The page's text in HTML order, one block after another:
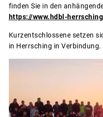
finden Sie in den
https://www.hdbl-
Kurzentschlossene setzen
in Herrsching in Verbindung.